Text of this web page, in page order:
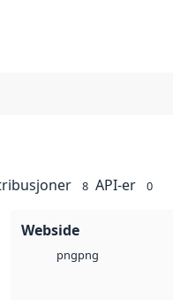
8 API-er 0
Webside
pngpng